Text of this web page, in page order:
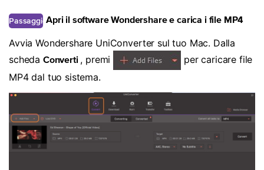
PassaggioApri il software Wondershare e carica i file MP4
Avvia Wondershare UniConverter sul tuo Mac. Dalla
scheda Converti , premi
per caricare file
MP4 dal tuo sistema.